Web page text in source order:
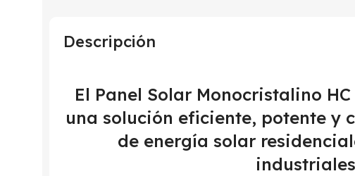
Descripción
El Panel Solar Monocristalino HC
una solución eficiente, potente y
de energía solar